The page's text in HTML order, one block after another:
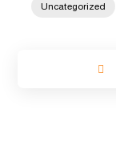
Uncategorized